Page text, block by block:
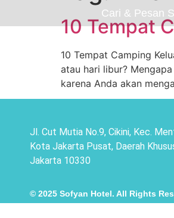
Cari & Pesan
10 Tempat
10 Tempat Camping
atau hari libur?
karena Anda akan
Jl. Cut Mutia No.9, Cikini, Kec.
Kota Jakarta Pusat, Daerah
Jakarta 10330
© 2025 Sofyan Hotel. All Rights